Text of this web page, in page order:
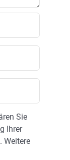
Sie
Ihrer
Weitere